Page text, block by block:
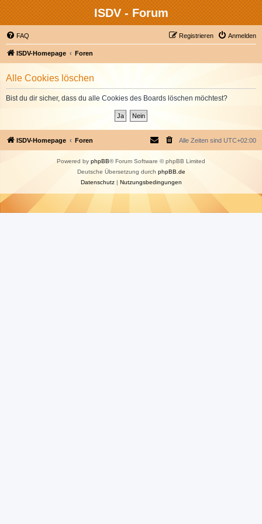
ISDV - Forum
FAQ Anmelden
Registrieren
ISDV-Homepage Foren
Alle Cookies löschen
Bist du dir sicher, dass du alle Cookies des Boards löschen möchtest?
ISDV-Homepage Foren Alle Zeiten sind UTC+02:00
Powered by phpBB® Forum Software © phpBB Limited
Deutsche Übersetzung durch phpBB.de
Datenschutz| Nutzungsbedingungen